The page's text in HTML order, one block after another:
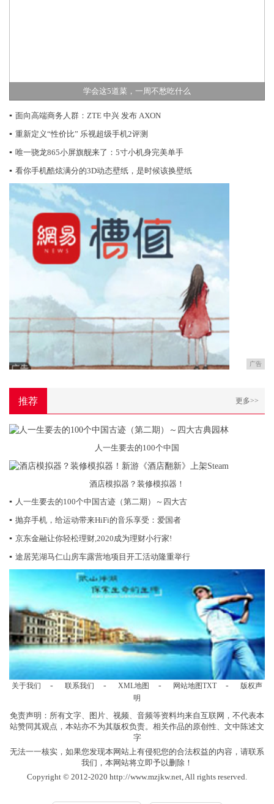
学会这5道菜，一周不愁吃什么
▪ 面向高端商务人群：ZTE 中兴 发布 AXON
▪ 重新定义“性价比” 乐视超级手机2评测
▪ 唯一骁龙865小屏旗舰来了：5寸小机身完美单手
▪ 看你手机酷炫满分的3D动态壁纸，是时候该换壁纸
广告
推荐 更多>>
人一生要去的100个中国
酒店模拟器？装修模拟器！
▪ 人一生要去的100个中国古迹（第二期）～四大古
▪ 抛弃手机，给运动带来HiFi的音乐享受：爱国者
▪ 京东金融让你轻松理财,2020成为理财小行家!
▪ 途居芜湖马仁山房车露营地项目开工活动隆重举行
关于我们 - 联系我们 - XML地图 - 网站地图TXT -
版权声
明
免责声明：所有文字、图片、视频、音频等资料均来自互联网，不代表本
站赞同其观点，本站亦不为其版权负责。相关作品的原创性、文中陈述文
字
无法一一核实，如果您发现本网站上有侵犯您的合法权益的内容，请联系
我们，本网站将立即予以删除！
Copyright © 2012-2020 http://www.mzjkw.net, All rights reserved.